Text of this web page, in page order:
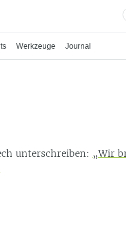
Werkzeuge Journal
unterschreiben: „Wir